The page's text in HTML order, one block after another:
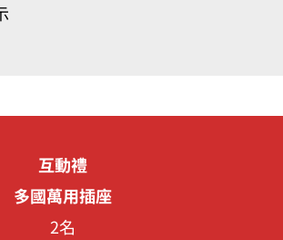
互動禮
多國萬用插座
2名